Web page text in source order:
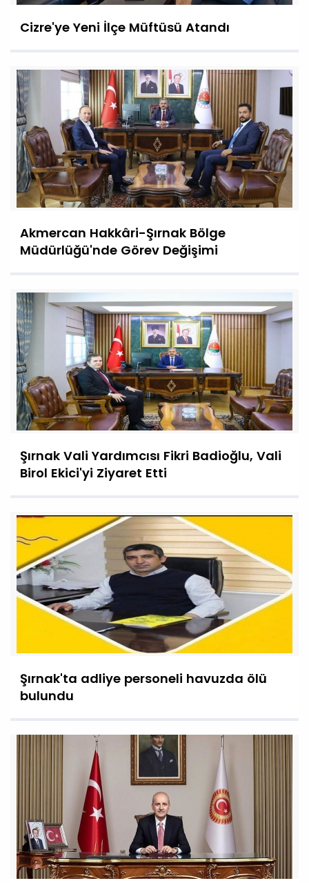
Cizre'ye Yeni İlçe Müftüsü Atandı
Akmercan Hakkâri-Şırnak Bölge
Müdürlüğü'nde Görev Değişimi
Şırnak Vali Yardımcısı Fikri Badioğlu, Vali
Birol Ekici'yi Ziyaret Etti
Şırnak'ta adliye personeli havuzda ölü
bulundu